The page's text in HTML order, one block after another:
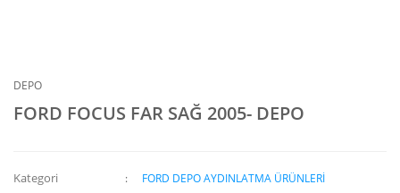
DEPO
FORD FOCUS FAR SAĞ 2005- DEPO
Kategori FORD DEPO AYDINLATMA ÜRÜNLERİ